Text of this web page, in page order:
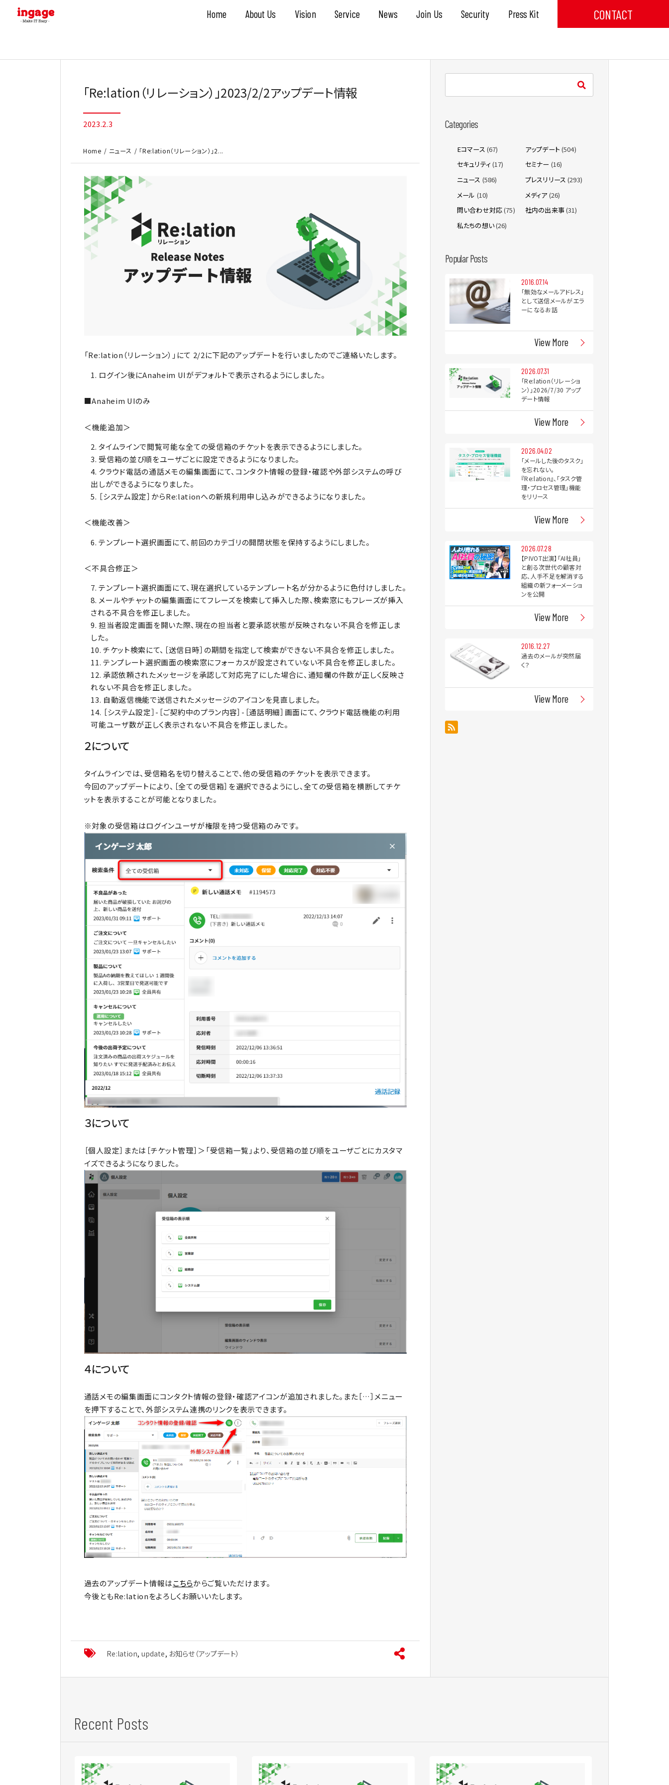
Home About Us Vision Service News Join Us Security Press Kit CONTACT
「Re:lation（リレーション）」2023/2/2アップデート情報
2023.2.3
Home ニュース 「Re:lation（リレーション）」2...
「Re:lation（リレーション）」にて 2/2に下記のアップデートを行いましたのでご連絡いたします。
ログイン後にAnaheim UIがデフォルトで表示されるようにしました。
■Anaheim UIのみ
＜機能追加＞
タイムラインで閲覧可能な全ての受信箱のチケットを表示できるようにしました。
受信箱の並び順をユーザごとに設定できるようになりました。
クラウド電話の通話メモの編集画面にて、コンタクト情報の登録・確認や外部システムの呼び
出しができるようになりました。
［システム設定］からRe:lationへの新規利用申し込みができるようになりました。
＜機能改善＞
テンプレート選択画面にて、前回のカテゴリの開閉状態を保持するようにしました。
＜不具合修正＞
テンプレート選択画面にて、現在選択しているテンプレート名が分かるように色付けしました。
メールやチャットの編集画面にてフレーズを検索して挿入した際、検索窓にもフレーズが挿入
される不具合を修正しました。
担当者設定画面を開いた際、現在の担当者と要承認状態が反映されない不具合を修正しま
した。
チケット検索にて、［送信日時］の期間を指定して検索ができない不具合を修正しました。
テンプレート選択画面の検索窓にフォーカスが設定されていない不具合を修正しました。
承認依頼されたメッセージを承認して対応完了にした場合に、通知欄の件数が正しく反映さ
れない不具合を修正しました。
自動返信機能で送信されたメッセージのアイコンを見直しました。
［システム設定］-［ご契約中のプラン内容］-［通話明細］画面にて、クラウド電話機能の利用
可能ユーザ数が正しく表示されない不具合を修正しました。
２について
タイムラインでは、受信箱名を切り替えることで、他の受信箱のチケットを表示できます。
今回のアップデートにより、［全ての受信箱］を選択できるようにし、全ての受信箱を横断してチケ
ットを表示することが可能となりました。
※対象の受信箱はログインユーザが権限を持つ受信箱のみです。
３について
［個人設定］または［チケット管理］＞「受信箱一覧」より、受信箱の並び順をユーザごとにカスタマ
イズできるようになりました。
４について
通話メモの編集画面にコンタクト情報の登録・確認アイコンが追加されました。また［…］メニュー
を押下することで、外部システム連携のリンクを表示できます。
過去のアップデート情報はこちらからご覧いただけます。
今後ともRe:lationをよろしくお願いいたします。
Re:lation, update, お知らせ（アップデート）
Categories
Eコマース (67) アップデート (504)
セキュリティ (17) セミナー (16)
ニュース (586) プレスリリース (293)
メール (10) メディア (26)
問い合わせ対応(75) 社内の出来事(31)
私たちの想い(26)
Popular Posts
2016.07.14
「無効なメールアドレス」
として送信メールがエラ
ーになるお話
View More
2026.07.31
「Re:lation（リレーショ
ン）」2026/7/30 アップ
デート情報
View More
2026.04.02
「メールした後のタスク」
を忘れない。
『Re:lation』、「タスク管
理・プロセス管理」機能
をリリース
View More
2026.07.28
【PIVOT出演】「AI社員」
と創る次世代の顧客対
応、人手不足を解消する
組織の新フォーメーショ
ンを公開
View More
2016.12.27
過去のメールが突然届
く？
View More
Recent Posts